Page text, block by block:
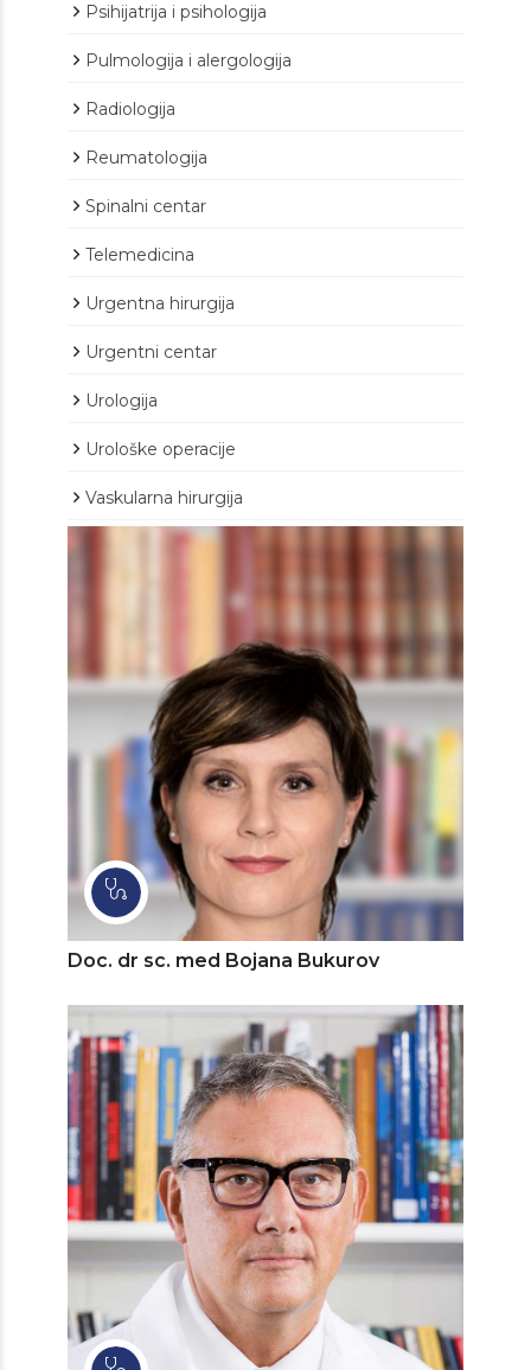
Psihijatrija i psihologija
Pulmologija i alergologija
Radiologija
Reumatologija
Spinalni centar
Telemedicina
Urgentna hirurgija
Urgentni centar
Urologija
Urološke operacije
Vaskularna hirurgija
Doc. dr sc. med Bojana Bukurov